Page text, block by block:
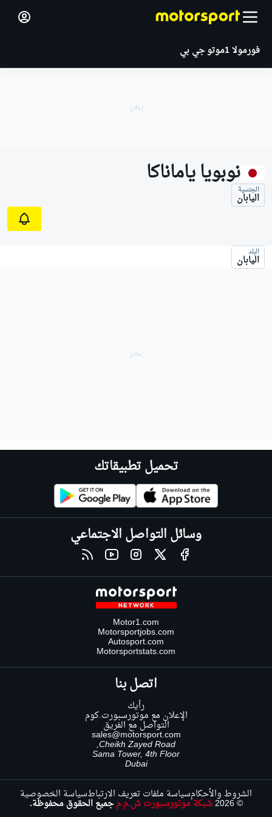
فورمولا 1 موتو جي بي
نوبويا ياماناكا
الجنسية
اليابان
البلد
اليابان
تحميل تطبيقاتك
وسائل التواصل الاجتماعي
Motor1.com
Motorsportjobs.com
Autosport.com
Motorsportstats.com
اتصل بنا
رأيك
الإعلان مع موتورسبورت.كوم
التواصل مع الفريق
sales@motorsport.com
Cheikh Zayed Road,
Sama Tower, 4th Floor
Dubai
© 2026 شبكة موتورسبورت ش.م.م جميع الحقوق محفوظة.
الشروط والأحكامسياسة ملفات تعريف الارتباطسياسة الخصوصية